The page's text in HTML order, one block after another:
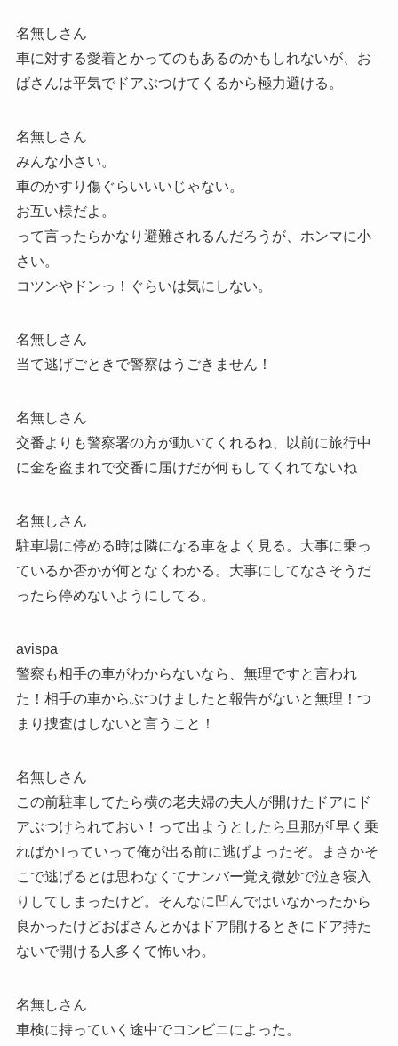
名無しさん
車に対する愛着とかってのもあるのかもしれないが、お
ばさんは平気でドアぶつけてくるから極力避ける。
名無しさん
みんな小さい。
車のかすり傷ぐらいいいじゃない。
お互い様だよ。
って言ったらかなり避難されるんだろうが、ホンマに小
さい。
コツンやドンっ！ぐらいは気にしない。
名無しさん
当て逃げごときで警察はうごきません！
名無しさん
交番よりも警察署の方が動いてくれるね、以前に旅行中
に金を盗まれで交番に届けだが何もしてくれてないね
名無しさん
駐車場に停める時は隣になる車をよく見る。大事に乗っ
ているか否かが何となくわかる。大事にしてなさそうだ
ったら停めないようにしてる。
avispa
警察も相手の車がわからないなら、無理ですと言われ
た！相手の車からぶつけましたと報告がないと無理！つ
まり捜査はしないと言うこと！
名無しさん
この前駐車してたら横の老夫婦の夫人が開けたドアにド
アぶつけられておい！って出ようとしたら旦那が｢早く乗
ればか｣っていって俺が出る前に逃げよったぞ。まさかそ
こで逃げるとは思わなくてナンバー覚え微妙で泣き寝入
りしてしまったけど。そんなに凹んではいなかったから
良かったけどおばさんとかはドア開けるときにドア持た
ないで開ける人多くて怖いわ。
名無しさん
車検に持っていく途中でコンビニによった。